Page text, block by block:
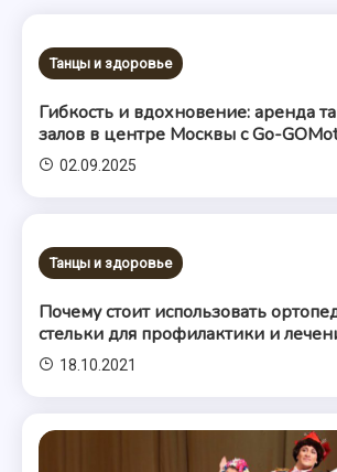
Танцы и здоровье
Гибкость и вдохновение: аренда
залов в центре Москвы с Go-
02.09.2025
Танцы и здоровье
Почему стоит использовать
стельки для профилактики и
18.10.2021